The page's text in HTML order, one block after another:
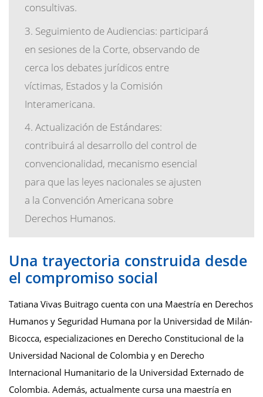
consultivas.
Seguimiento de Audiencias: participará
en sesiones de la Corte, observando de
cerca los debates jurídicos entre
víctimas, Estados y la Comisión
Interamericana.
Actualización de Estándares:
contribuirá al desarrollo del control de
convencionalidad, mecanismo esencial
para que las leyes nacionales se ajusten
a la Convención Americana sobre
Derechos Humanos.
Una trayectoria construida desde
el compromiso social
Tatiana Vivas Buitrago cuenta con una Maestría en Derechos
Humanos y Seguridad Humana por la Universidad de Milán-
Bicocca, especializaciones en Derecho Constitucional de la
Universidad Nacional de Colombia y en Derecho
Internacional Humanitario de la Universidad Externado de
Colombia. Además, actualmente cursa una maestría en